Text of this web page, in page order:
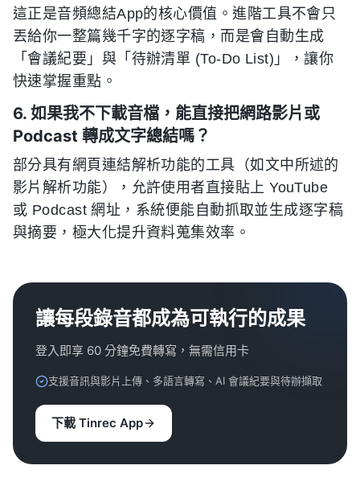
這正是音頻總結App的核心價值。進階工具不會只
丟給你一整篇幾千字的逐字稿，而是會自動生成
「會議紀要」與「待辦清單 (To-Do List)」，讓你
快速掌握重點。
6. 如果我不下載音檔，能直接把網路影片或
Podcast 轉成文字總結嗎？
部分具有網頁連結解析功能的工具（如文中所述的
影片解析功能），允許使用者直接貼上 YouTube
或 Podcast 網址，系統便能自動抓取並生成逐字稿
與摘要，極大化提升資料蒐集效率。
讓每段錄音都成為可執行的成果
登入即享 60 分鐘免費轉寫，無需信用卡
支援音訊與影片上傳、多語言轉寫、AI 會議紀要與待辦擷取
下載 Tinrec App